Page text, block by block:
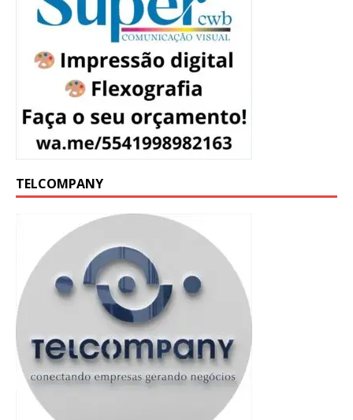
TELCOMPANY